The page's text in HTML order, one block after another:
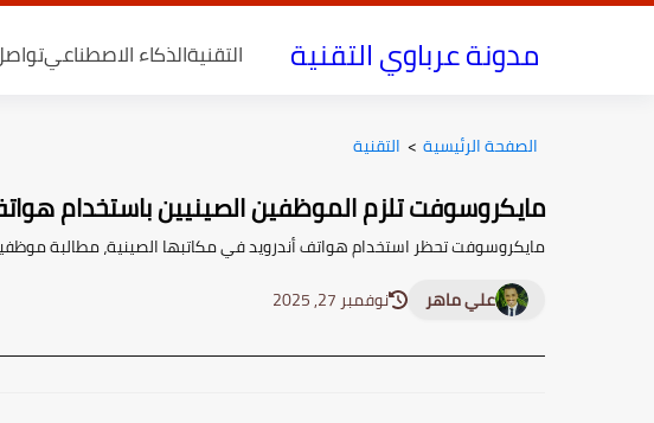
مدونة عرباوي التقنية التقنيةالذكاء الاصطناعي
الصفحة الرئيسية > التقنية
مايكروسوفت تلزم الموظفين الصينيين باستخدام
مايكروسوفت تحظر استخدام هواتف أندرويد في مكاتبها الصينية، مطالبة
علي ماهر
نوفمبر 27, 2025